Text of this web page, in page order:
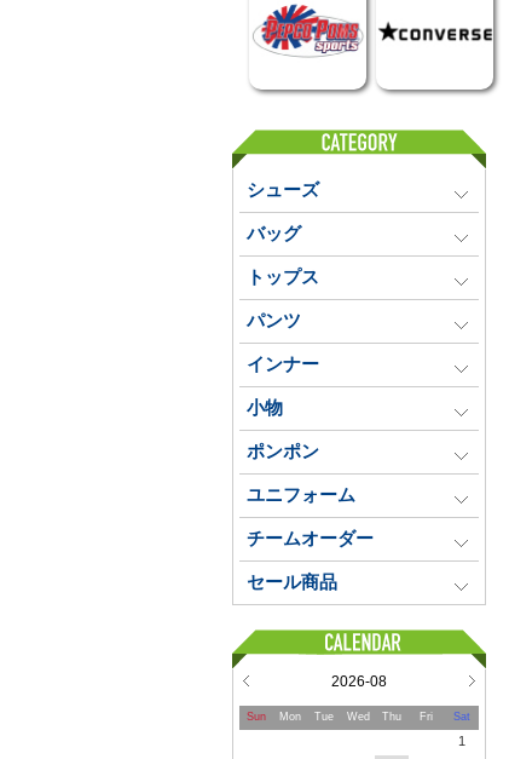
シューズ
バッグ
トップス
パンツ
インナー
小物
ポンポン
ユニフォーム
チームオーダー
セール商品
2026-08
Sun Mon Tue Wed Thu Fri Sat
1